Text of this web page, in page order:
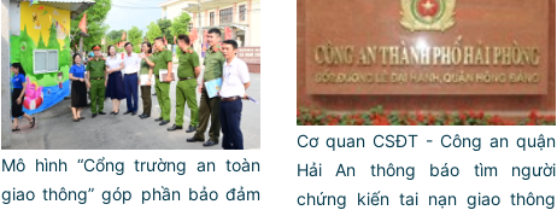
Mô hình “Cổng trường an toàn
giao thông” góp phần bảo đảm
Cơ quan CSĐT - Công an quận
Hải An thông báo tìm người
chứng kiến tai nạn giao thông